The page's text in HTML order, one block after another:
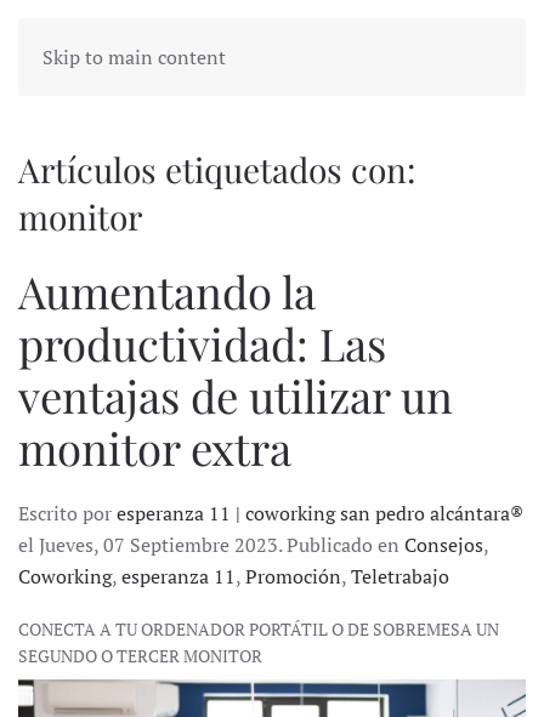
Skip to main content
Artículos etiquetados con:
monitor
Aumentando la
productividad: Las
ventajas de utilizar un
monitor extra
Escrito poresperanza 11 | coworking san pedro alcántara®
el Jueves, 07 Septiembre 2023. Publicado en Consejos,
Coworking,esperanza 11,Promoción,Teletrabajo
CONECTA A TU ORDENADOR PORTÁTIL O DE SOBREMESA UN
SEGUNDO O TERCER MONITOR